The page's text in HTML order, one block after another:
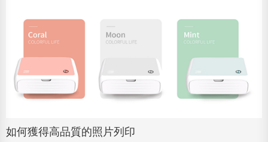
如何獲得高品質的照片列印